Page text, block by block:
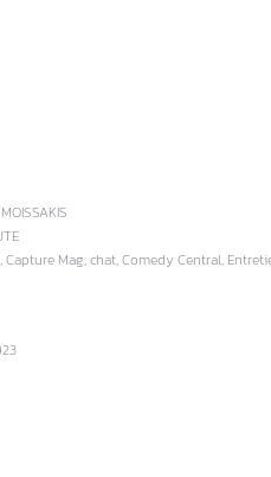
Capture Mag, chat, Comedy Central,